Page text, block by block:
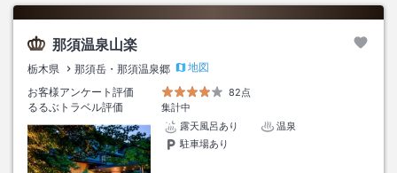
那須温泉山楽
栃木県 那須岳・那須温泉郷
地図
お客様アンケート評価
82点
るるぶトラベル評価
集計中
露天風呂あり
温泉
駐車場あり